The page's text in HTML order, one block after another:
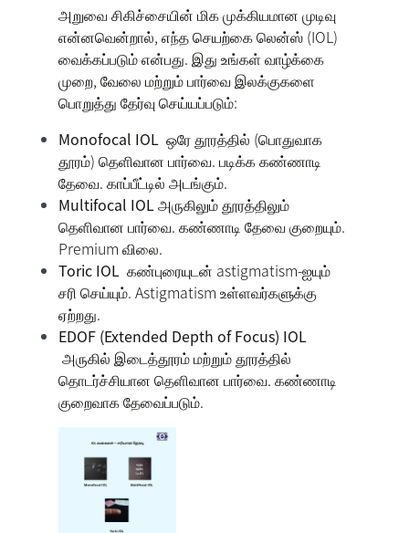
அறுவை சிகிச்சையின் மிக முக்கியமான முடிவு
என்னவென்றால், எந்த செயற்கை லென்ஸ் (IOL)
வைக்கப்படும் என்பது. இது உங்கள் வாழ்க்கை
முறை, வேலை மற்றும் பார்வை இலக்குகளை
பொறுத்து தேர்வு செய்யப்படும்:
Monofocal IOL ஒரே தூரத்தில் (பொதுவாக
தூரம்) தெளிவான பார்வை. படிக்க கண்ணாடி
தேவை. காப்பீட்டில் அடங்கும்.
Multifocal IOLஅருகிலும் தூரத்திலும்
தெளிவான பார்வை. கண்ணாடி தேவை குறையும்.
Premium விலை.
Toric IOL கண்புரையுடன் astigmatism-ஐயும்
சரி செய்யும். Astigmatism உள்ளவர்களுக்கு
ஏற்றது.
EDOF (Extended Depth of Focus) IOL
அருகில் இடைத்தூரம் மற்றும் தூரத்தில்
தொடர்ச்சியான தெளிவான பார்வை. கண்ணாடி
குறைவாக தேவைப்படும்.